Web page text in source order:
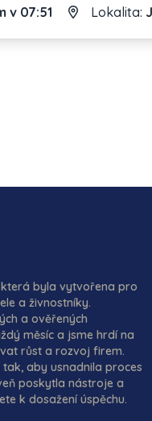
v 07:51 Lokalita:
byla vytvořena pro
a živnostníky.
a ověřených
měsíc a jsme hrdí na
růst a rozvoj firem.
aby usnadnila proces
poskytla nástroje a
k dosažení úspěchu.